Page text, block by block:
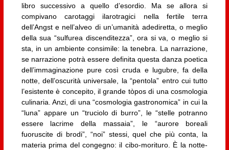
libro successivo a quello d’esordio. Ma se allora si
compivano carotaggi ilarotragici nella fertile terra
dell’Angst e nell’alveo di un’umanità adediretta, o meglio
della sua “sulfurea discenditezza”, ora si va, o meglio si
sta, in un ambiente consimile: la tenebra. La narrazione,
se narrazione potrà essere definita questa danza poetica
dell’immaginazione pure così cruda e lugubre, fa della
notte, dell’oscurità universale, la “pentola” entro cui tutto
l’esistente è concepito, il grande tòpos di una cosmologia
culinaria. Anzi, di una “cosmologia gastronomica” in cui la
“luna” appare un “truciolo di burro”, le “stelle potranno
essere lacrime della massaia”, le “aurore boreali
fuoruscite di brodi”, “noi” stessi, quel che più conta, la
materia prima del congegno: il cibo-morituro. È la notte-